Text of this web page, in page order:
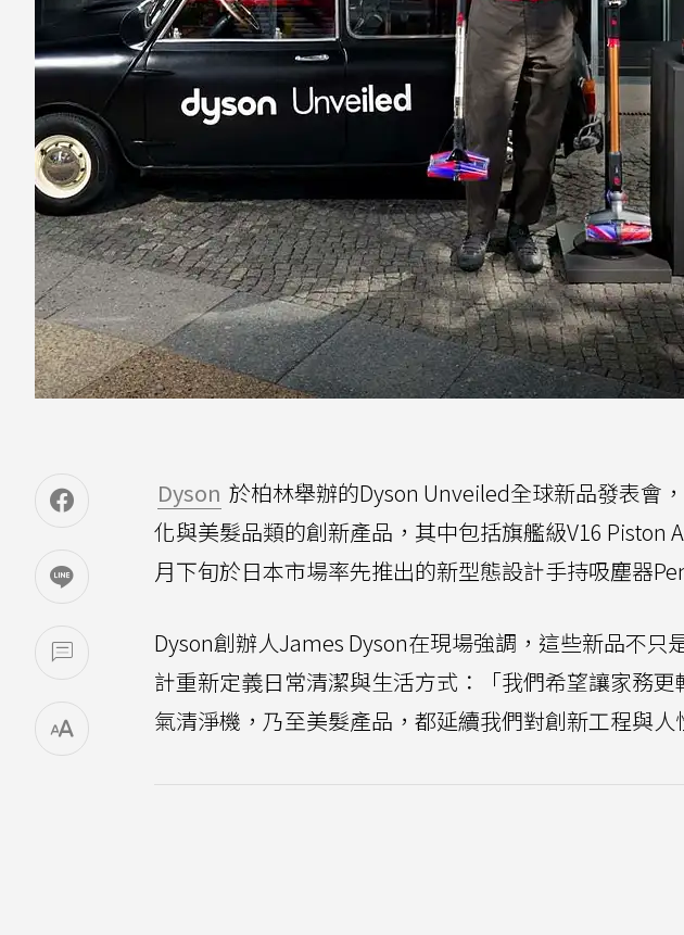
Dyson 於柏林舉辦的Dyson Unveiled全球新品發表會
化與美髮品類的創新產品，其中包括旗艦級V16 Piston
月下旬於日本市場率先推出的新型態設計手持吸塵器
Dyson創辦人James Dyson在現場強調，這些新品不
計重新定義日常清潔與生活方式：「我們希望讓家務
氣清淨機，乃至美髮產品，都延續我們對創新工程與人